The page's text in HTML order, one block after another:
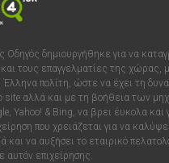
Οδηγός δημιουργήθηκε για να
και τους επαγγελματίες της χώρας,
πολίτη, ώστε να έχει τη
site αλλά και με τη βοήθεια των
Yahoo! & Bing, να βρει έυκολα και
που χρειάζεται για να
και να αυξήσει το εταιρικό
αυτόν επιχείρησης.